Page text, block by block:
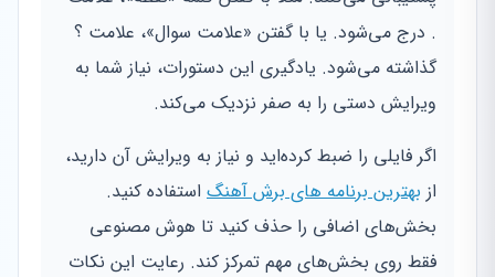
. درج می‌شود. یا با گفتن «علامت سوال»، علامت ؟
گذاشته می‌شود. یادگیری این دستورات، نیاز شما به
ویرایش دستی را به صفر نزدیک می‌کند.
اگر فایلی را ضبط کرده‌اید و نیاز به ویرایش آن دارید،
از بهترین برنامه های برش آهنگ استفاده کنید.
بخش‌های اضافی را حذف کنید تا هوش مصنوعی
فقط روی بخش‌های مهم تمرکز کند. رعایت این نکات